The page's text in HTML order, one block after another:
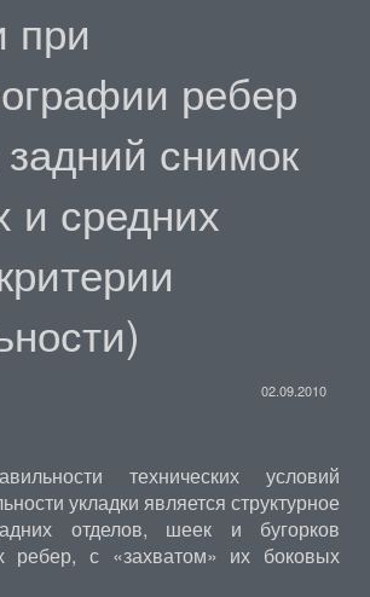
при
ребер
снимок
и средних
02.09.2010
технических условий
укладки является структурное
отделов, шеек и бугорков
ребер, с «захватом» их боковых